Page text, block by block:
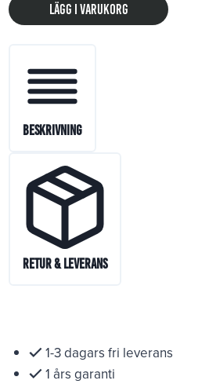
Lägg i varukorg
Beskrivning
Retur & Leverans
1-3 dagars fri leverans
1 års garanti